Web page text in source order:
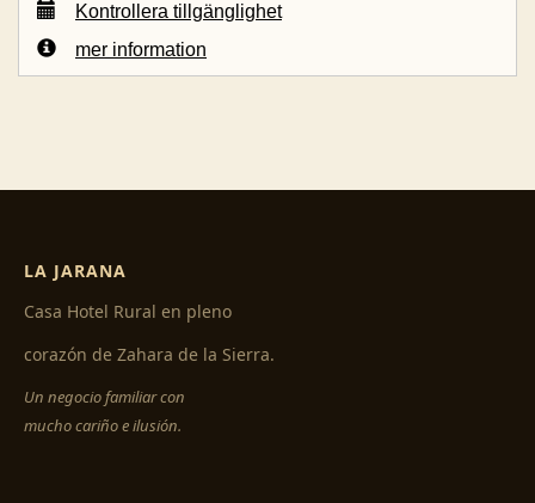
Kontrollera tillgänglighet
mer information
LA JARANA
Casa Hotel Rural en pleno
corazón de Zahara de la Sierra.
Un negocio familiar con
mucho cariño e ilusión.